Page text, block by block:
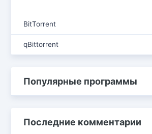
BitTorrent
qBittorrent
Популярные программы
Последние комментарии